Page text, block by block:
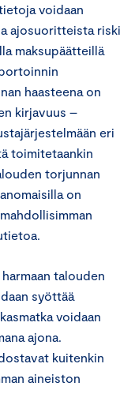
voidaan
ajosuoritteista riski
maksupäätteillä
haasteena on
kirjavuus –
eri
toimitetaankin
torjunnan
on
talouden
syöttää
voidaan
ajona.
kuitenkin
aineiston